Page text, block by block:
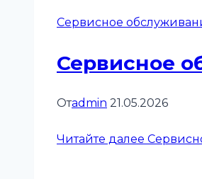
Сервисное
Сервисное
Отadmin 21.05.2026
Читайте далее